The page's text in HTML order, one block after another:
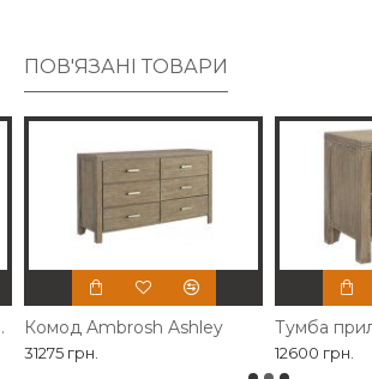
ПОВ'ЯЗАНІ ТОВАРИ
Ashley Комод Ambrosh Ashley
31275 грн. 12600 грн.